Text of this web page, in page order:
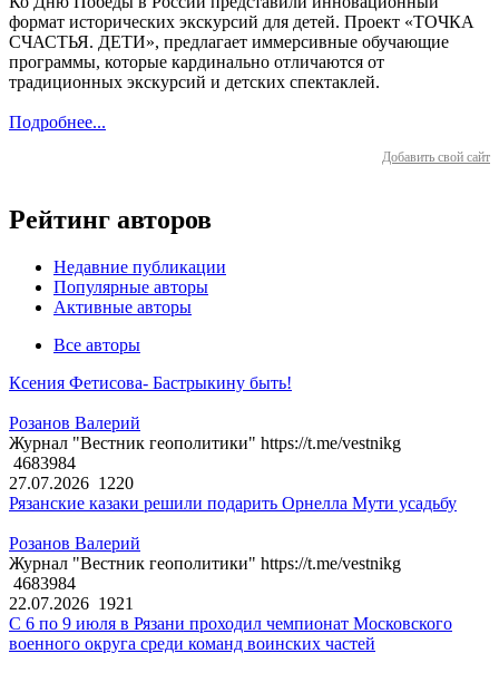
формат исторических экскурсий для детей. Проект «ТОЧКА
СЧАСТЬЯ. ДЕТИ», предлагает иммерсивные обучающие
программы, которые кардинально отличаются от
традиционных экскурсий и детских спектаклей.
Подробнее...
Добавить свой сайт
Рейтинг авторов
Недавние публикации
Популярные авторы
Активные авторы
Все авторы
Ксения Фетисова- Бастрыкину быть!
Розанов Валерий
Журнал "Вестник геополитики" https://t.me/vestnikg
4683984
27.07.2026 1220
Рязанские казаки решили подарить Орнелла Мути усадьбу
Розанов Валерий
Журнал "Вестник геополитики" https://t.me/vestnikg
4683984
22.07.2026 1921
С 6 по 9 июля в Рязани проходил чемпионат Московского
военного округа среди команд воинских частей